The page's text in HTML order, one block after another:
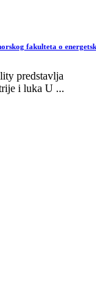
fakulteta o
predstavlja
i luka U ...